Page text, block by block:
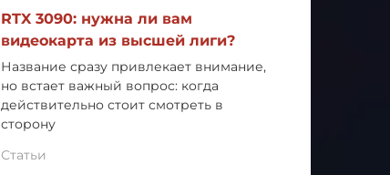
RTX 3090: нужна ли вам
видеокарта из высшей лиги?
Название сразу привлекает внимание,
но встает важный вопрос: когда
действительно стоит смотреть в
сторону
Статьи